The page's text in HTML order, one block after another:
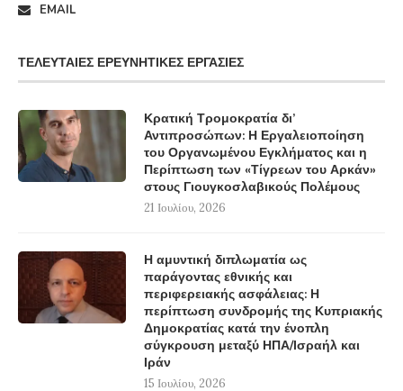
EMAIL
ΤΕΛΕΥΤΑΊΕΣ ΕΡΕΥΝΗΤΙΚΈΣ ΕΡΓΑΣΊΕΣ
Κρατική Τρομοκρατία δι’
Αντιπροσώπων: Η Εργαλειοποίηση
του Οργανωμένου Εγκλήματος και η
Περίπτωση των «Τίγρεων του Αρκάν»
στους Γιουγκοσλαβικούς Πολέμους
21 Ιουλίου, 2026
Η αμυντική διπλωματία ως
παράγοντας εθνικής και
περιφερειακής ασφάλειας: Η
περίπτωση συνδρομής της Κυπριακής
Δημοκρατίας κατά την ένοπλη
σύγκρουση μεταξύ ΗΠΑ/Ισραήλ και
Ιράν
15 Ιουλίου, 2026